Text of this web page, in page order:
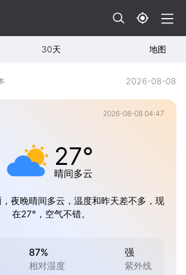
30天 地图
2026-08-08
2026-08-08 04:47
27°
晴间多云
夜晚晴间多云，温度和昨天差不多，现
在27°，空气不错。
87%
相对湿度
强
紫外线